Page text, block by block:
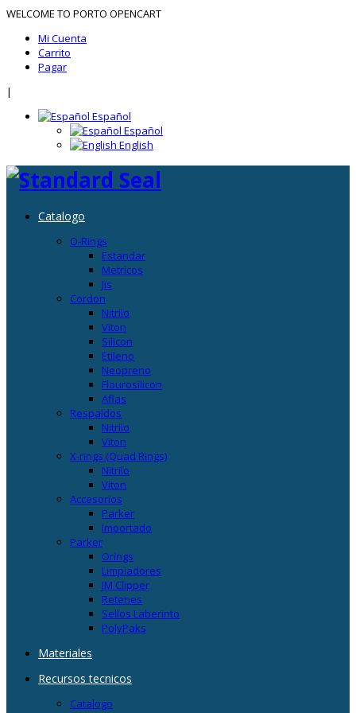
WELCOME TO PORTO OPENCART
Mi Cuenta
Carrito
Pagar
|
Español
Español
English
Catalogo
O-Rings
Estandar
Metricos
Jis
Cordon
Nitrilo
Viton
Silicon
Etileno
Neopreno
Flourosilicon
Aflas
Respaldos
Nitrilo
Viton
X-rings (Quad Rings)
Nitrilo
Viton
Accesorios
Parker
Importado
Parker
Orings
Limpiadores
JM Clipper
Retenes
Sellos Laberinto
PolyPaks
Materiales
Recursos tecnicos
Catalogo